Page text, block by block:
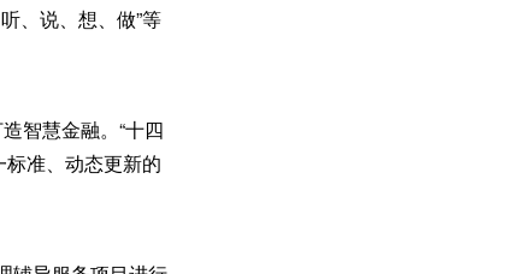
、说、想、做”等
智慧金融。“十四
准、动态更新的